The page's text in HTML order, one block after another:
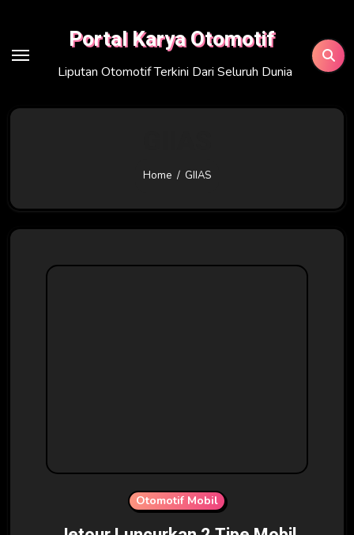
content
Portal Karya Otomotif
Liputan Otomotif Terkini Dari Seluruh Dunia
Home GIIAS
Otomotif Mobil